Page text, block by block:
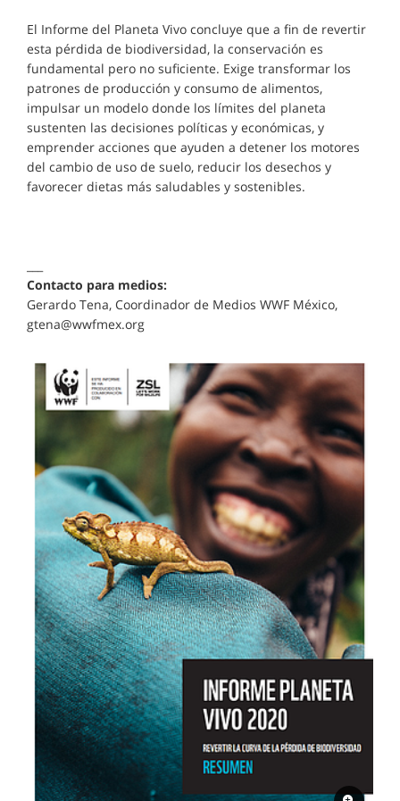
El Informe del Planeta Vivo concluye que a fin de revertir
esta pérdida de biodiversidad, la conservación es
fundamental pero no suficiente. Exige transformar los
patrones de producción y consumo de alimentos,
impulsar un modelo donde los límites del planeta
sustenten las decisiones políticas y económicas, y
emprender acciones que ayuden a detener los motores
del cambio de uso de suelo, reducir los desechos y
favorecer dietas más saludables y sostenibles.
Contacto para medios:
Gerardo Tena, Coordinador de Medios WWF México,
gtena@wwfmex.org